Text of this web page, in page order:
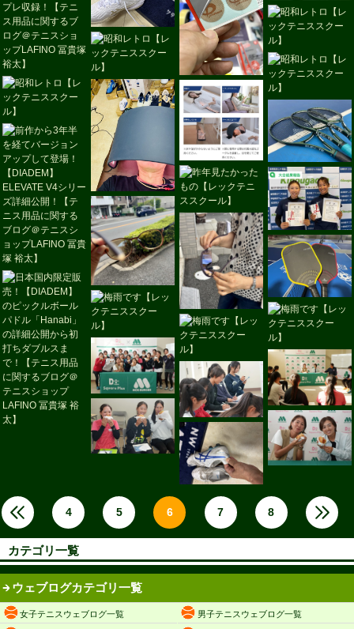
4 5 6 7 8
カテゴリ一覧
ウェブログカテゴリ一覧
女子テニスウェブログ一覧 男子テニスウェブログ一覧